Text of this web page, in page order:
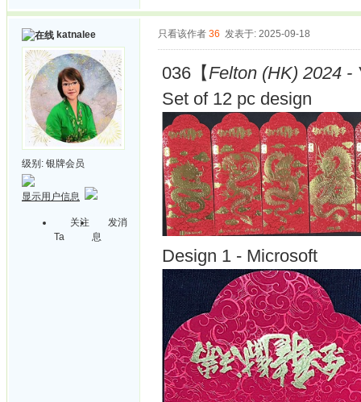
katnalee
级别: 银牌会员
显示用户信息
关注
Ta
发消
息
只看该作者 36 发表于: 2025-09-18
036【Felton (HK) 2024 -
Set of 12 pc design
Design 1 - Microsoft